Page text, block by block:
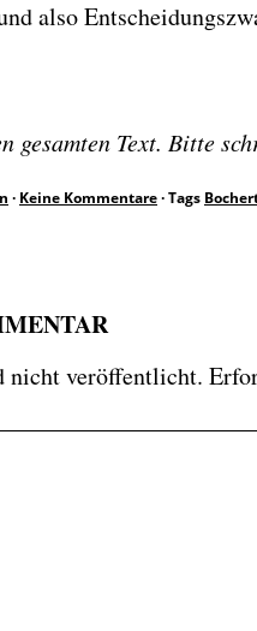
also
gesamten Text. Bitte
· Keine Kommentare·Tags
nicht veröffentlicht.